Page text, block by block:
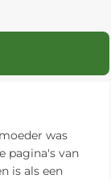
was
pagina's van
is als een